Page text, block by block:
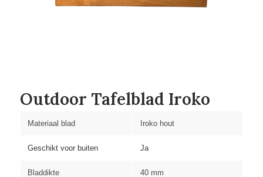
Outdoor Tafelblad Iroko
Materiaal blad Iroko hout
Geschikt voor buiten Ja
Bladdikte 40 mm